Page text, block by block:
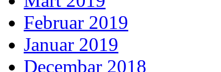
Februar 2019
Januar 2019
Decembar 2018